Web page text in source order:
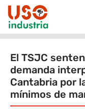
Skip to main content
El TSJC
demanda
Cantabria por
mínimos de